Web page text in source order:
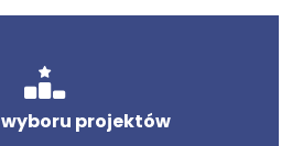
projektów